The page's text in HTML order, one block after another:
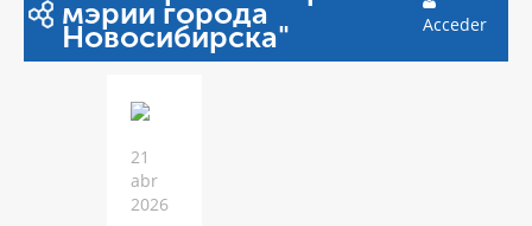
мэрии города
Новосибирска" Acceder
21
abr
2026